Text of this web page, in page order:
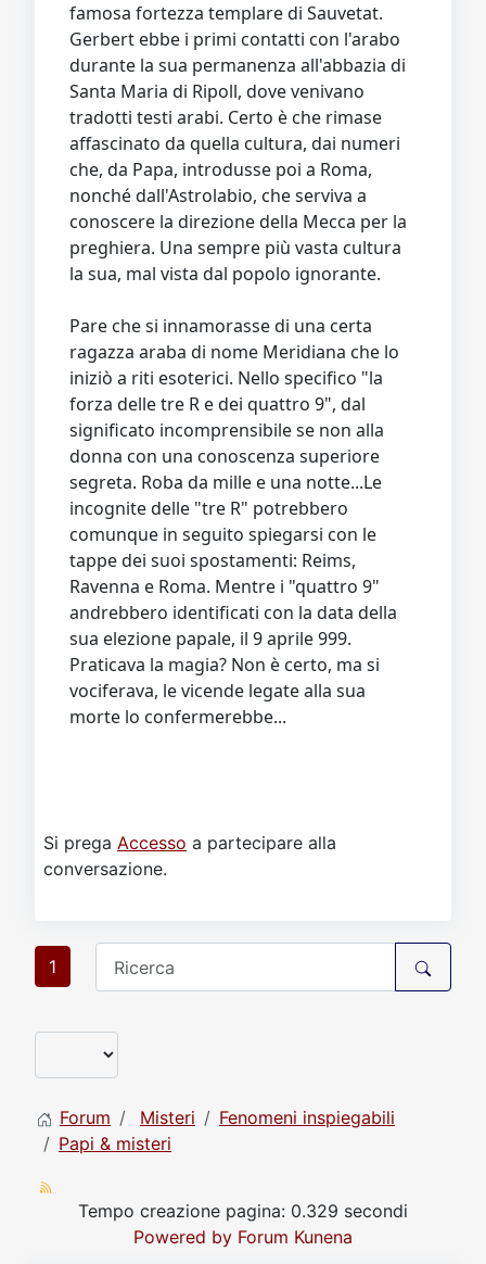
famosa fortezza templare di Sauvetat.
Gerbert ebbe i primi contatti con l'arabo
durante la sua permanenza all'abbazia di
Santa Maria di Ripoll, dove venivano
tradotti testi arabi. Certo è che rimase
affascinato da quella cultura, dai numeri
che, da Papa, introdusse poi a Roma,
nonché dall'Astrolabio, che serviva a
conoscere la direzione della Mecca per la
preghiera. Una sempre più vasta cultura
la sua, mal vista dal popolo ignorante.
Pare che si innamorasse di una certa
ragazza araba di nome Meridiana che lo
iniziò a riti esoterici. Nello specifico "la
forza delle tre R e dei quattro 9", dal
significato incomprensibile se non alla
donna con una conoscenza superiore
segreta. Roba da mille e una notte...Le
incognite delle "tre R" potrebbero
comunque in seguito spiegarsi con le
tappe dei suoi spostamenti: Reims,
Ravenna e Roma. Mentre i "quattro 9"
andrebbero identificati con la data della
sua elezione papale, il 9 aprile 999.
Praticava la magia? Non è certo, ma si
vociferava, le vicende legate alla sua
morte lo confermerebbe...
Si prega Accesso a partecipare alla
conversazione.
1
Forum Misteri
Fenomeni inspiegabili
Papi & misteri
Tempo creazione pagina: 0.329 secondi
Powered by Forum Kunena